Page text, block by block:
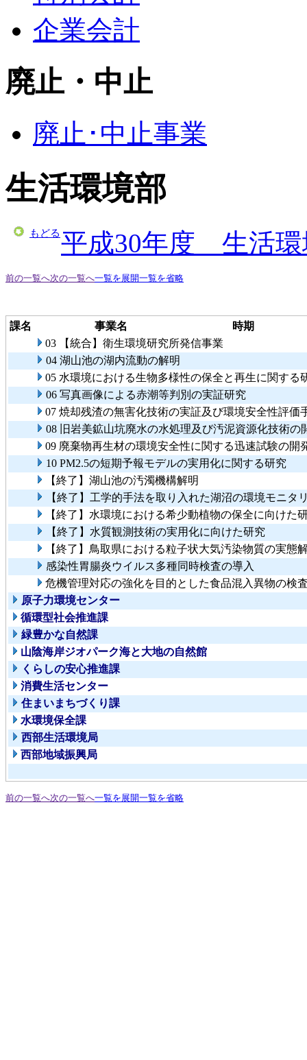
企業会計
廃止・中止
廃止･中止事業
生活環境部
もどる平成30年度 生活環
前の一覧へ次の一覧へ一覧を展開一覧を省略
課名 事業名
時期
03 【統合】衛生環境研究所発信事業
04 湖山池の湖内流動の解明
05 水環境における生物多様性の保全と再生に関する
06 写真画像による赤潮等判別の実証研究
07 焼却残渣の無害化技術の実証及び環境安全性評価
08 旧岩美鉱山坑廃水の水処理及び汚泥資源化技術の
09 廃棄物再生材の環境安全性に関する迅速試験の
10 PM2.5の短期予報モデルの実用化に関する研究
【終了】湖山池の汚濁機構解明
【終了】工学的手法を取り入れた湖沼の環境モニタ
【終了】水環境における希少動植物の保全に向けた
【終了】水質観測技術の実用化に向けた研究
【終了】鳥取県における粒子状大気汚染物質の実
感染性胃腸炎ウイルス多種同時検査の導入
危機管理対応の強化を目的とした食品混入異物の検
原子力環境センター
循環型社会推進課
緑豊かな自然課
山陰海岸ジオパーク海と大地の自然館
くらしの安心推進課
消費生活センター
住まいまちづくり課
水環境保全課
西部生活環境局
西部地域振興局
前の一覧へ次の一覧へ一覧を展開一覧を省略